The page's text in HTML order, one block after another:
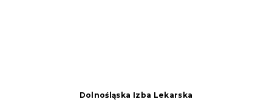
Dolnośląska Izba Lekarska